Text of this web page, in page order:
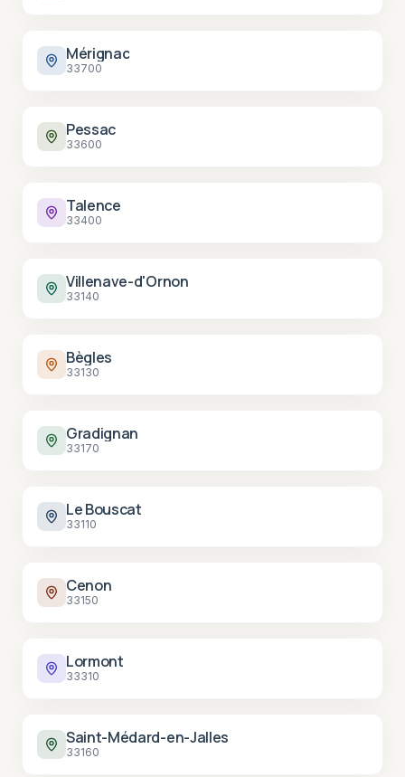
Mérignac
33700
Pessac
33600
Talence
33400
Villenave-d'Ornon
33140
Bègles
33130
Gradignan
33170
Le Bouscat
33110
Cenon
33150
Lormont
33310
Saint-Médard-en-Jalles
33160